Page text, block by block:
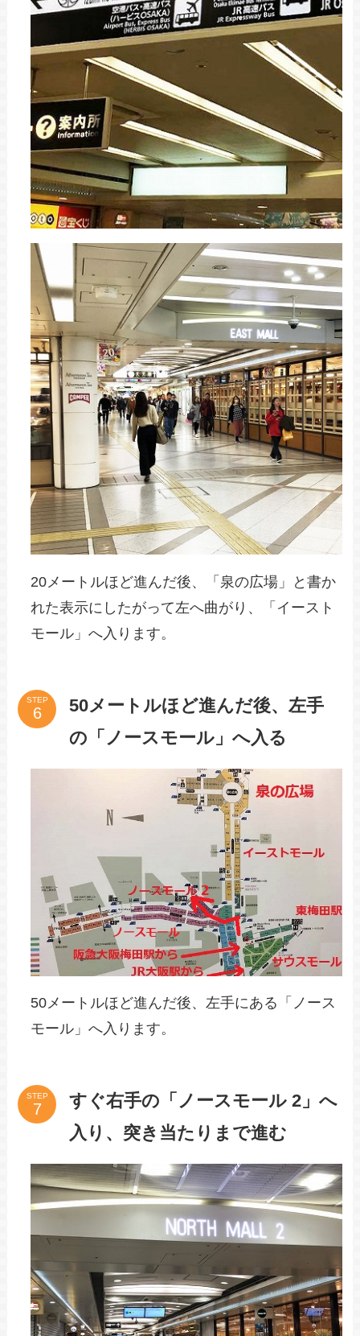
20メートルほど進んだ後、「泉の広場」と書か
れた表示にしたがって左へ曲がり、「イースト
モール」へ入ります。
STEP
50メートルほど進んだ後、左手
の「ノースモール」へ入る
50メートルほど進んだ後、左手にある「ノース
モール」へ入ります。
STEP
すぐ右手の「ノースモール 2」へ
入り、突き当たりまで進む